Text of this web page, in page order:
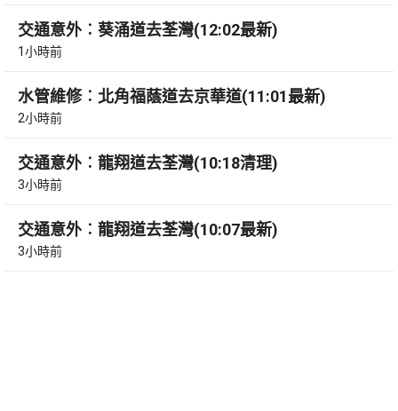
交通意外︰葵涌道去荃灣(12:02最新)
1小時前
水管維修︰北角福蔭道去京華道(11:01最新)
2小時前
交通意外︰龍翔道去荃灣(10:18清理)
3小時前
交通意外︰龍翔道去荃灣(10:07最新)
3小時前